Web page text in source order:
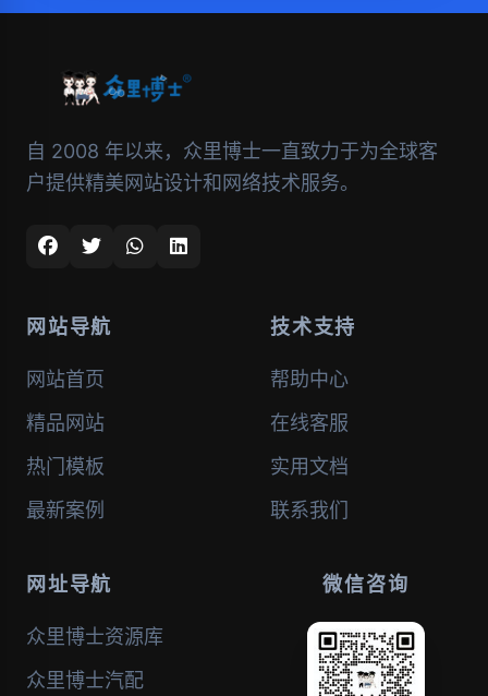
自 2008 年以来，众里博士一直致力于为全球客
户提供精美网站设计和网络技术服务。
网站导航
网站首页
精品网站
热门模板
最新案例
技术支持
帮助中心
在线客服
实用文档
联系我们
网址导航
众里博士资源库
众里博士汽配
微信咨询